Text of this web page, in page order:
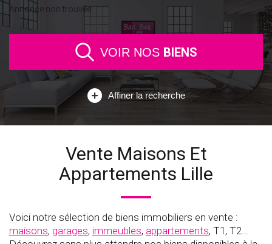
Annonce non trouvée
Affiner la recherche
VOIR NOS BIENS
Vente Maisons Et
Appartements Lille
Voici notre sélection de biens immobiliers en vente :
maisons, garages, immeubles, appartements, T1, T2…